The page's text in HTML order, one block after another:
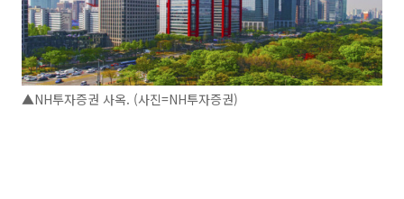
▲NH투자증권 사옥. (사진=NH투자증권)